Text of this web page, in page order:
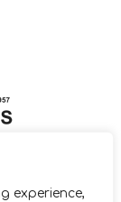
experience,
Manufacturing |